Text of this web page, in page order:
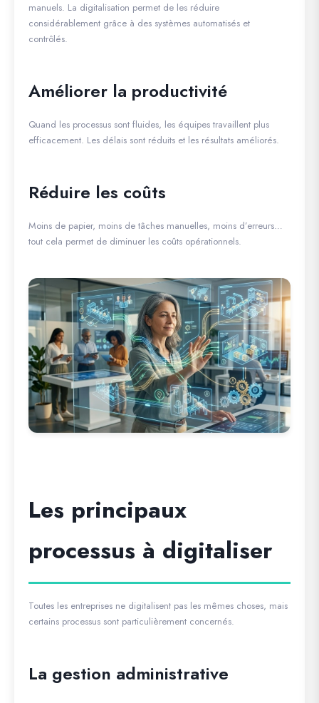
manuels. La digitalisation permet de les réduire
considérablement grâce à des systèmes automatisés et
contrôlés.
Améliorer la productivité
Quand les processus sont fluides, les équipes travaillent plus
efficacement. Les délais sont réduits et les résultats améliorés.
Réduire les coûts
Moins de papier, moins de tâches manuelles, moins d’erreurs…
tout cela permet de diminuer les coûts opérationnels.
Les principaux
processus à digitaliser
Toutes les entreprises ne digitalisent pas les mêmes choses, mais
certains processus sont particulièrement concernés.
La gestion administrative